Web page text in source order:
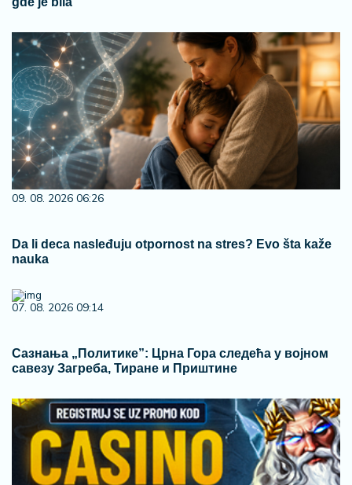
09. 08. 2026 06:26
Da li deca nasleđuju otpornost na stres? Evo šta kaže
nauka
07. 08. 2026 09:14
Сазнања „Политике”: Црна Гора следећа у војном
савезу Загреба, Тиране и Приштине